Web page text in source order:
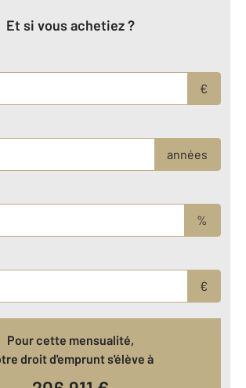
Et si vous achetiez ?
€
années
%
€
Pour cette mensualité,
droit d'emprunt s'élève à